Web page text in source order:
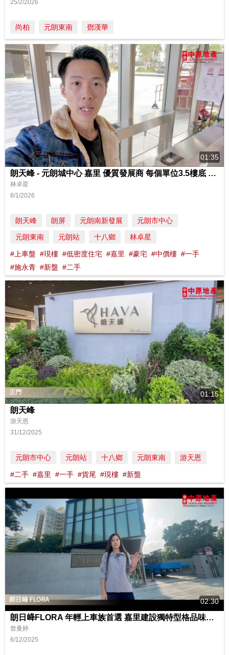
25/2/2026
尚柏 元朗東南 鄧漢華
01:35
朗天峰 - 元朗城中心 嘉里 優質發展商 每個單位3.5樓底 會所設施齊全
林卓星
8/1/2026
朗天峰 朗屏 元朗南新發展
元朗市中心
元朗東南
元朗站 十八鄉 林卓星
#上車盤 #現樓 #低密度住宅 #嘉里 #豪宅 #中價樓 #一手
#施永青 #新盤 #二手
01:15
朗天峰
游天恩
31/12/2025
元朗市中心 元朗站 十八鄉 元朗東南 游天恩
#二手 #嘉里 #一手 #貨尾 #現樓 #新盤
02:30
朗日𡶶FLORA 年輕上車族首選 嘉里建設獨特型格品味設計
曾曼婷
6/12/2025